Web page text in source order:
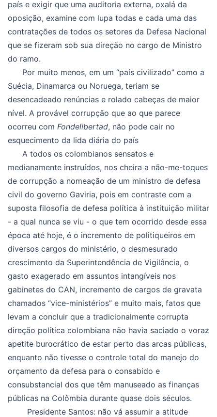
país e exigir que uma auditoria externa, oxalá da
oposição, examine com lupa todas e cada uma das
contratações de todos os setores da Defesa Nacional
que se fizeram sob sua direção no cargo de Ministro
do ramo.
Por muito menos, em um “país civilizado” como a
Suécia, Dinamarca ou Noruega, teriam se
desencadeado renúncias e rolado cabeças de maior
nível. A provável corrupção que ao que parece
ocorreu com Fondelibertad, não pode cair no
esquecimento da lida diária do país
A todos os colombianos sensatos e
medianamente instruídos, nos cheira a não-me-toques
de corrupção a nomeação de um ministro de defesa
civil do governo Gaviria, pois em contraste com a
suposta filosofia de defesa política à instituição militar
- a qual nunca se viu - o que tem ocorrido desde essa
época até hoje, é o incremento de politiqueiros em
diversos cargos do ministério, o desmesurado
crescimento da Superintendência de Vigilância, o
gasto exagerado em assuntos intangíveis nos
gabinetes do CAN, incremento de cargos de gravata
chamados “vice-ministérios” e muito mais, fatos que
levam a concluir que a tradicionalmente corrupta
direção política colombiana não havia saciado o voraz
apetite burocrático de estar perto das arcas públicas,
enquanto não tivesse o controle total do manejo do
orçamento da defesa para o consabido e
consubstancial dos que têm manuseado as finanças
públicas na Colômbia durante quase dois séculos.
Presidente Santos: não vá assumir a atitude